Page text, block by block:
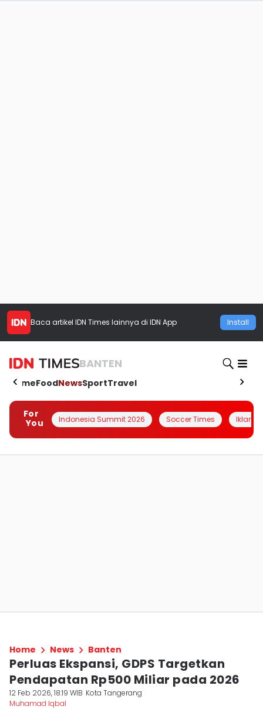
Baca artikel IDN Times lainnya di IDN App Install
BANTEN
HomeFoodNewsSportTravel
For
You
Indonesia Summit 2026 Soccer Times Iklanin
Home News Banten
Perluas Ekspansi, GDPS Targetkan
Pendapatan Rp500 Miliar pada 2026
12 Feb 2026, 18:19 WIB Kota Tangerang
Muhamad Iqbal